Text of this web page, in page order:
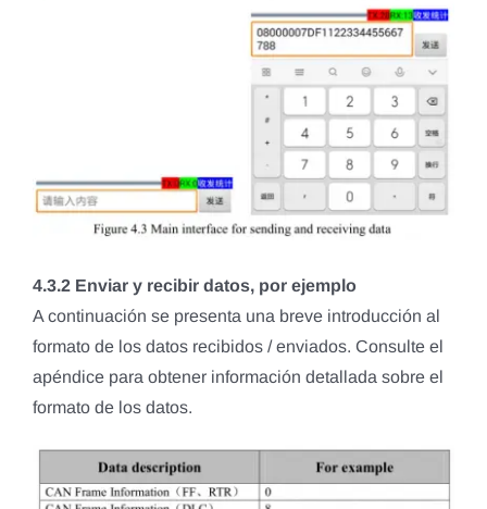
4.3.2 Enviar y recibir datos, por ejemplo
A continuación se presenta una breve introducción al
formato de los datos recibidos / enviados. Consulte el
apéndice para obtener información detallada sobre el
formato de los datos.